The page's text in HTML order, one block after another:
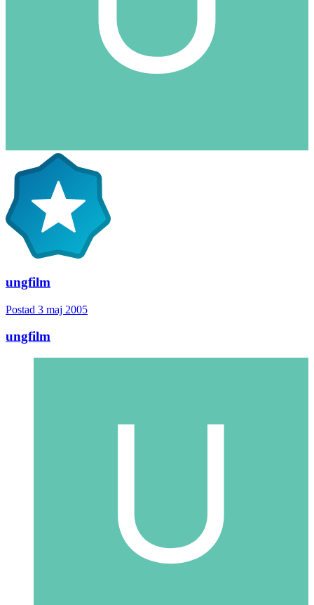
ungfilm
Postad 3 maj 2005
ungfilm